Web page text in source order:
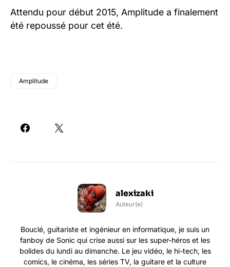
Attendu pour début 2015, Amplitude a finalement
été repoussé pour cet été.
Amplitude
alexizaki
Auteur(e)
Bouclé, guitariste et ingénieur en informatique, je suis un
fanboy de Sonic qui crise aussi sur les super-héros et les
bolides du lundi au dimanche. Le jeu vidéo, le hi-tech, les
comics, le cinéma, les séries TV, la guitare et la culture